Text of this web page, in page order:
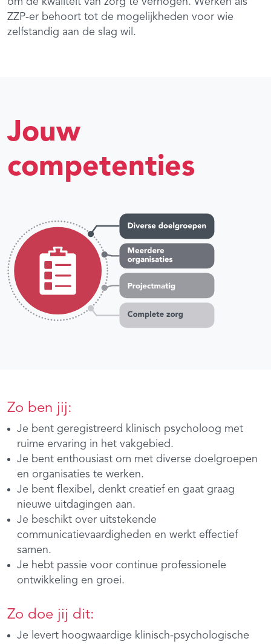
ZZP-er behoort tot de mogelijkheden voor wie
zelfstandig aan de slag wil.
Jouw
competenties
Zo ben jij:
Je bent geregistreerd klinisch psycholoog met
ruime ervaring in het vakgebied.
Je bent enthousiast om met diverse doelgroepen
en organisaties te werken.
Je bent flexibel, denkt creatief en gaat graag
nieuwe uitdagingen aan.
Je beschikt over uitstekende
communicatievaardigheden en werkt effectief
samen.
Je hebt passie voor continue professionele
ontwikkeling en groei.
Zo doe jij dit:
Je levert hoogwaardige klinisch-psychologische